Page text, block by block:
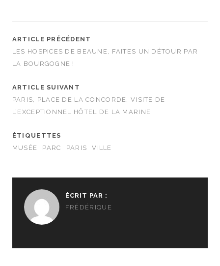
ARTICLE PRÉCÉDENT
LES HOSPICES DE BEAUNE, FAITES UN DÉTOUR PAR
LA BOURGOGNE !
ARTICLE SUIVANT
PARIS, PLACE DE LA CONCORDE, VISITE DE
L’EXCEPTIONNEL HÔTEL DE LA MARINE
ÉTIQUETTES
MUSÉE
PARC PARIS VILLE
ÉCRIT PAR :
FRÉDÉRIQUE